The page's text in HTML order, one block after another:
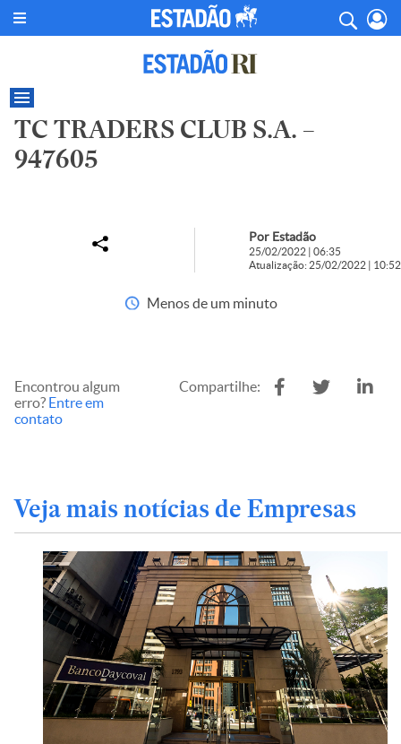
TC TRADERS CLUB S.A. –
947605
Por Estadão
25/02/2022 | 06:35
Atualização: 25/02/2022 | 10:52
Menos de um minuto
Encontrou algum
erro? Entre em
contato
Compartilhe:
Veja mais notícias de Empresas